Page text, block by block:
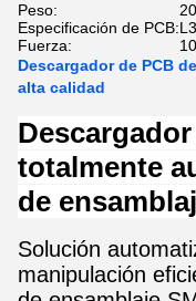
Peso:
Especificación de PCB:
Fuerza:
Descargador de PCB
alta calidad
totalmente
de
Solución
manipulación